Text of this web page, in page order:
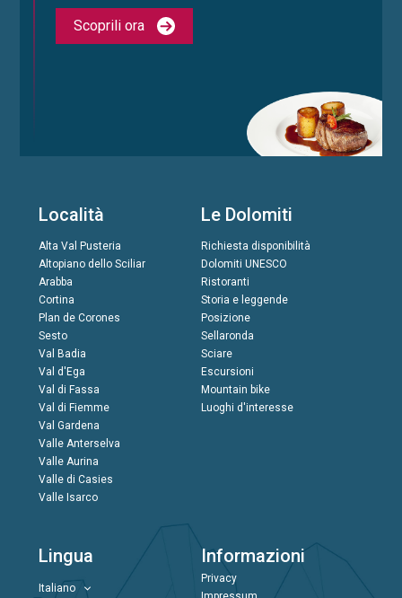
Scoprili ora
Località
Alta Val Pusteria
Altopiano dello Sciliar
Arabba
Cortina
Plan de Corones
Sesto
Val Badia
Val d'Ega
Val di Fassa
Val di Fiemme
Val Gardena
Valle Anterselva
Valle Aurina
Valle di Casies
Valle Isarco
Le Dolomiti
Richiesta disponibilità
Dolomiti UNESCO
Ristoranti
Storia e leggende
Posizione
Sellaronda
Sciare
Escursioni
Mountain bike
Luoghi d'interesse
Lingua
Italiano
Informazioni
Privacy